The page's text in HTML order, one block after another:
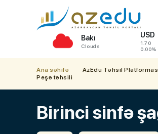
Bakı
Clouds
USD
1.70
0.00%
Ana səhifə AzEdu Təhsil
Peşə təhsili
Birinci sinfə